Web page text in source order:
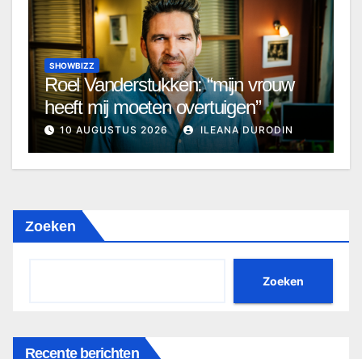
SHOWBIZZ
Roel Vanderstukken: “mijn vrouw
heeft mij moeten overtuigen”
10 AUGUSTUS 2026 ILEANA DURODIN
Zoeken
Zoeken
Recente berichten